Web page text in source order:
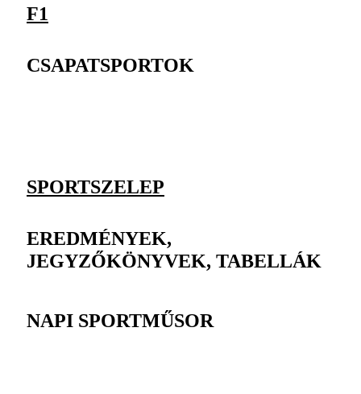
F1
CSAPATSPORTOK
SPORTSZELEP
EREDMÉNYEK,
JEGYZŐKÖNYVEK, TABELLÁK
NAPI SPORTMŰSOR